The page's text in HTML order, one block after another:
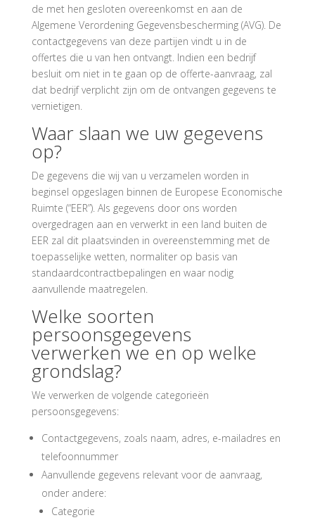
de met hen gesloten overeenkomst en aan de
Algemene Verordening Gegevensbescherming (AVG). De
contactgegevens van deze partijen vindt u in de
offertes die u van hen ontvangt. Indien een bedrijf
besluit om niet in te gaan op de offerte-aanvraag, zal
dat bedrijf verplicht zijn om de ontvangen gegevens te
vernietigen.
Waar slaan we uw gegevens
op?
De gegevens die wij van u verzamelen worden in
beginsel opgeslagen binnen de Europese Economische
Ruimte (“EER”). Als gegevens door ons worden
overgedragen aan en verwerkt in een land buiten de
EER zal dit plaatsvinden in overeenstemming met de
toepasselijke wetten, normaliter op basis van
standaardcontractbepalingen en waar nodig
aanvullende maatregelen.
Welke soorten
persoonsgegevens
verwerken we en op welke
grondslag?
We verwerken de volgende categorieën
persoonsgegevens:
Contactgegevens, zoals naam, adres, e-mailadres en
telefoonnummer
Aanvullende gegevens relevant voor de aanvraag,
onder andere:
Categorie